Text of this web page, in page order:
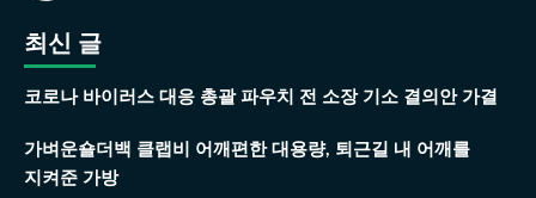
최신 글
코로나 바이러스 대응 총괄 파우치 전 소장 기소 결의안 가결
가벼운숄더백 클랩비 어깨편한 대용량, 퇴근길 내 어깨를
지켜준 가방